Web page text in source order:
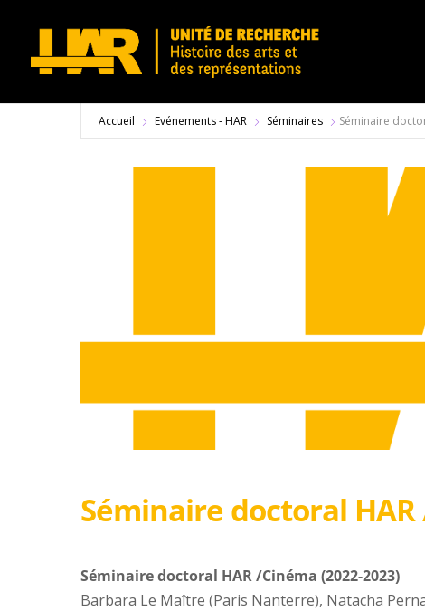
Accueil Evénements - HAR Séminaires Séminaire
Séminaire doctoral
Séminaire doctoral HAR /Cinéma (2022-2023)
Barbara Le Maître (Paris Nanterre), Natacha